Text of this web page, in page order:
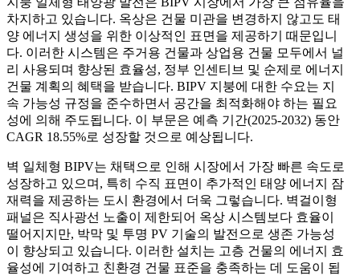
차지하고 있습니다. 옥상은 건물 미관을 변경하지 않고도 태
양 에너지 생성을 위한 이상적인 표면을 제공하기 때문입니
다. 이러한 시스템은 주거용 건물과 상업용 건물 모두에서 널
리 사용되며 향상된 효율성, 정부 인센티브 및 순제로 에너지
건물 계획의 혜택을 받습니다. BIPV 지붕에 대한 수요는 지
속 가능성 규정을 준수하면서 공간을 최적화해야 하는 필요
성에 의해 주도됩니다. 이 부문은 예측 기간(2025-2032) 동안
CAGR 18.55%로 성장할 것으로 예상됩니다.
벽 일체형 BIPV는 채택으로 인해 시장에서 가장 빠른 속도로
성장하고 있으며, 특히 수직 표면이 추가적인 태양 에너지 잠
재력을 제공하는 도시 환경에서 더욱 그렇습니다. 벽걸이형
패널은 직사광선 노출이 제한되어 옥상 시스템보다 효율이
떨어지지만, 박막 및 투명 PV 기술의 발전으로 생존 가능성
이 향상되고 있습니다. 이러한 설치는 고층 건물의 에너지 효
율성에 기여하고 친환경 건물 표준을 충족하는 데 도움이 됩